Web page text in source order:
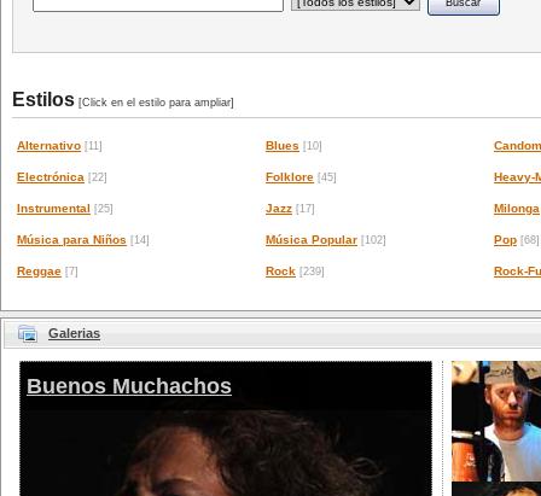
Estilos [Click en el estilo para ampliar]
Alternativo [11] Blues [10]
Electrónica [22] Folklore [45] Heavy-
Instrumental [25] Jazz [17] Milonga
Música para Niños [14] Música Popular [102] Pop [68]
Reggae [7] Rock [239] Rock-
Galerias
Buenos Muchachos